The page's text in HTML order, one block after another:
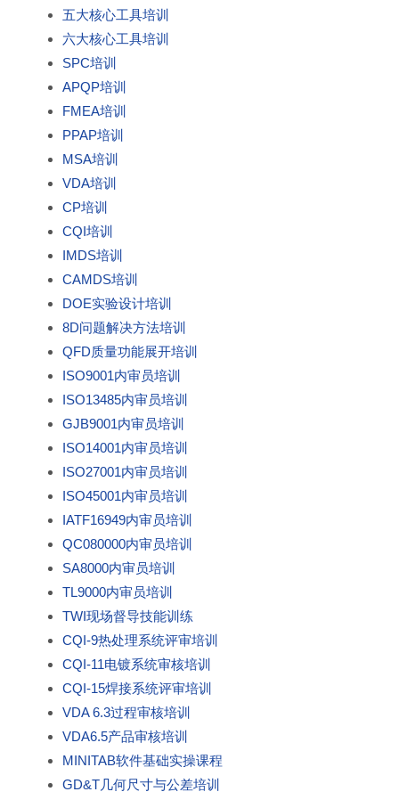
五大核心工具培训
六大核心工具培训
SPC培训
APQP培训
FMEA培训
PPAP培训
MSA培训
VDA培训
CP培训
CQI培训
IMDS培训
CAMDS培训
DOE实验设计培训
8D问题解决方法培训
QFD质量功能展开培训
ISO9001内审员培训
ISO13485内审员培训
GJB9001内审员培训
ISO14001内审员培训
ISO27001内审员培训
ISO45001内审员培训
IATF16949内审员培训
QC080000内审员培训
SA8000内审员培训
TL9000内审员培训
TWI现场督导技能训练
CQI-9热处理系统评审培训
CQI-11电镀系统审核培训
CQI-15焊接系统评审培训
VDA 6.3过程审核培训
VDA6.5产品审核培训
MINITAB软件基础实操课程
GD&T几何尺寸与公差培训